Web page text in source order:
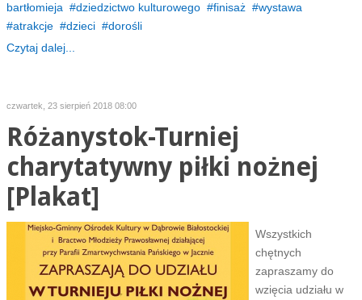
bartłomieja
dziedzictwo kulturowego finisaż
wystawa
atrakcje
dzieci
dorośli
Czytaj dalej...
czwartek, 23 sierpień 2018 08:00
Różanystok-Turniej
charytatywny piłki nożnej
[Plakat]
Wszystkich
chętnych
zapraszamy do
wzięcia udziału w